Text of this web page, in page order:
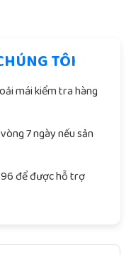
TÔI
mái kiểm tra hàng
7 ngày nếu sản
để được hỗ trợ